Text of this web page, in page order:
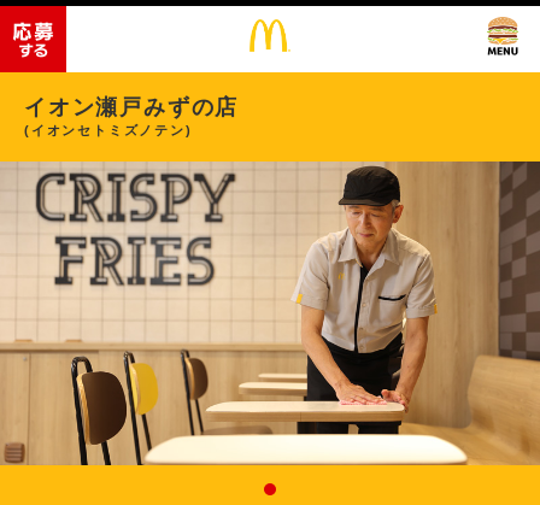
イオン瀬戸みずの店
(イオンセトミズノテン)